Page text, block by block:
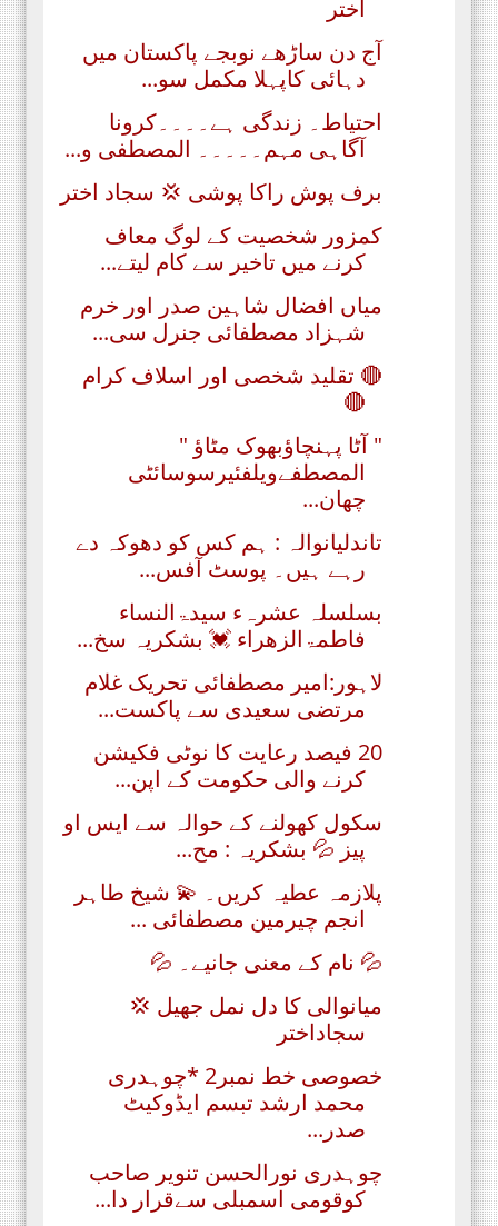
اختر
آج دن ساڑھے نوبجے پاکستان میں
دہائی کاپہلا مکمل سو...
احتیاط۔ زندگی ہے۔۔۔۔کرونا
آگاہی مہم۔۔۔۔۔ المصطفی و...
برف پوش راکا پوشی 💢 سجاد اختر
ﮐﻤﺰﻭﺭ ﺷﺨﺼﯿﺖ ﮐﮯ ﻟﻮﮒ ﻣﻌﺎﻑ
ﮐﺮﻧﮯ ﻣﯿﮟ ﺗﺎﺧﯿﺮ ﺳﮯ ﮐﺎﻡ ﻟﯿﺘﮯ...
میاں افضال شاہین صدر اور خرم
شہزاد مصطفائی جنرل سی...
🔴 تقلید شخصی اور اسلاف کرام
🔴
" آٹا پہنچاؤبھوک مٹاؤ "
المصطفےویلفئیرسوسائٹی
چھان...
تاندلیانوالہ : ہم کس کو دھوکہ دے
رہے ہیں۔ پوسٹ آفس...
بسلسلہ عشرہء سیدۃالنساء
فاطمۃالزھراء 💓 بشکریہ سخ...
لاہور:امیر مصطفائی تحریک غلام
مرتضی سعیدی سے پاکست...
20 فیصد رعایت کا نوٹی فکیشن
کرنے والی حکومت کے اپن...
سکول کھولنے کے حوالہ سے ایس او
پیز 💦 بشکریہ : مح...
پلازمہ عطیہ کریں۔ 💫 شیخ طاہر
انجم چیرمین مصطفائی ...
💦 نام‌ کے معنی جانیے۔ 💦
میانوالی کا دل نمل جھیل 💢
سجاداختر
خصوصی خط نمبر2 *چوہدری
محمد ارشد تبسم ایڈوکیٹ
صدر...
چوہدری نورالحسن تنویر صاحب
کوقومی اسمبلی سےقرار دا...